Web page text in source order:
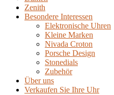
Zenith
Besondere Interessen
Elektronische Uhren
Kleine Marken
Nivada Croton
Porsche Design
Stonedials
Zubehör
Über uns
Verkaufen Sie Ihre Uhr